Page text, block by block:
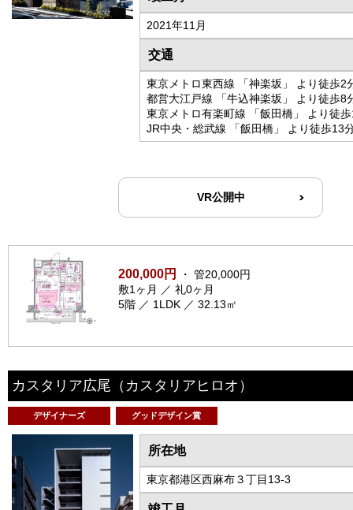
2021年11月
交通
東京メトロ東西線 「神楽坂」 より徒歩2
都営大江戸線 「牛込神楽坂」 より徒歩8
東京メトロ有楽町線 「飯田橋」 より徒
JR中央・総武線 「飯田橋」 より徒歩13
VR公開中
200,000円
・ 管20,000円
敷1ヶ月 ／ 礼0ヶ月
5階 ／ 1LDK ／ 32.13㎡
カスタリア広尾 （カスタリアヒロオ）
デザイナーズ グッドデザイン賞
所在地
東京都港区西麻布３丁目13-3